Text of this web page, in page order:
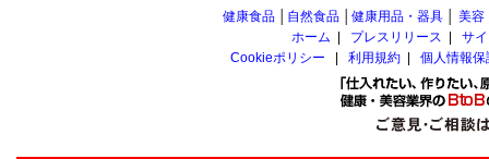
健康食品 自然食品 健康用品・器具 美容
ホーム
プレスリリース
サ
Cookieポリシー
利用規約 個人情報